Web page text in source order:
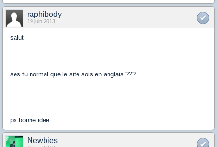
raphibody
19 juin 2013
salut
ses tu normal que le site sois en anglais ???
ps:bonne idée
Newbies